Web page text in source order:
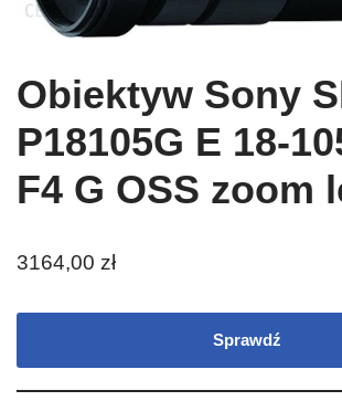
Obiektyw Sony
P18105G E 18-
F4 G OSS zoom
3164,00 zł
Sprawdź